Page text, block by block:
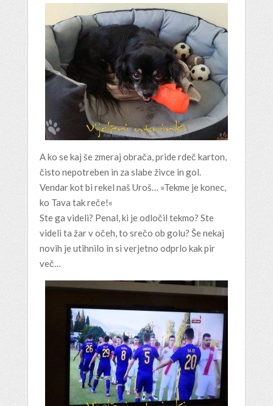
A ko se kaj še zmeraj obrača, pride rdeč karton,
čisto nepotreben in za slabe živce in gol.
Vendar kot bi rekel naš Uroš… »Tekme je konec,
ko Tava tak reče!«
Ste ga videli? Penal, ki je odločil tekmo? Ste
videli ta žar v očeh, to srečo ob golu? Še nekaj
novih je utihnilo in si verjetno odprlo kak pir
več…